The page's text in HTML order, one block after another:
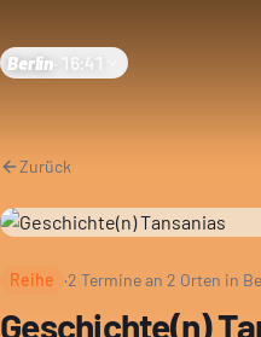
Berlin 16:41
Zurück
Reihe ·2 Termine an 2 Orten in
Geschichte(n)